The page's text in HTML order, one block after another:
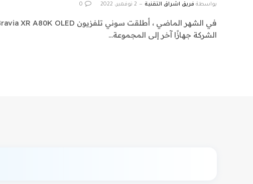
بواسطة فريق اشراق التقنية 2 نوفمبر، 2022 0
الشركة جهازًا آخر إلى المجموعة…